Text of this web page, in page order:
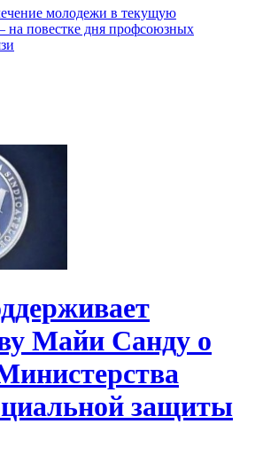
молодежи в текущую
на повестке дня профсоюзных
Майи Санду о
защиты